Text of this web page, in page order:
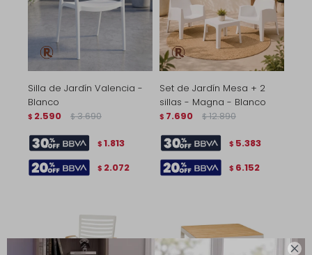

Silla de Jardín Valencia -
Blanco
$ 2.590 $ 3.690
$ 1.813
$ 2.072
Set de Jardín Mesa + 2
sillas - Magna - Blanco
$ 7.690 $ 12.890
$ 5.383
$ 6.152